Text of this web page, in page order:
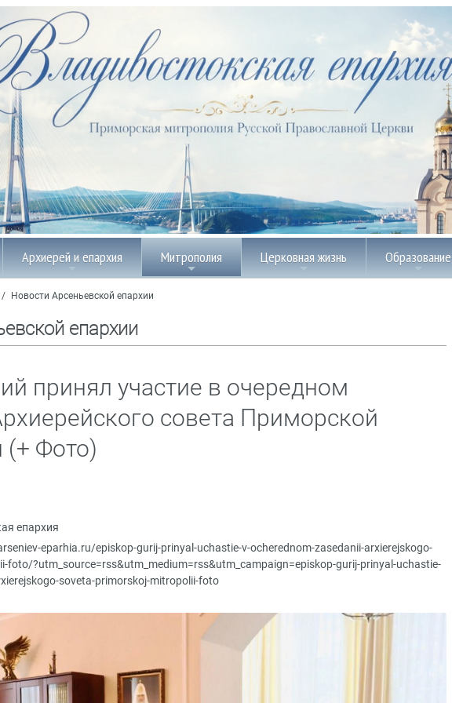
Архиерей и епархия Митрополия Церковная жизнь Образование
/ Новости Арсеньевской епархии
епархии
принял участие в очередном
совета Приморской
(+ Фото)
епархия
eparhia.ru/episkop-gurij-prinyal-uchastie-v-ocherednom-zasedanii-arxierejskogo-
foto/?utm_source=rss&utm_medium=rss&utm_campaign=episkop-gurij-prinyal-uchastie-
soveta-primorskoj-mitropolii-foto